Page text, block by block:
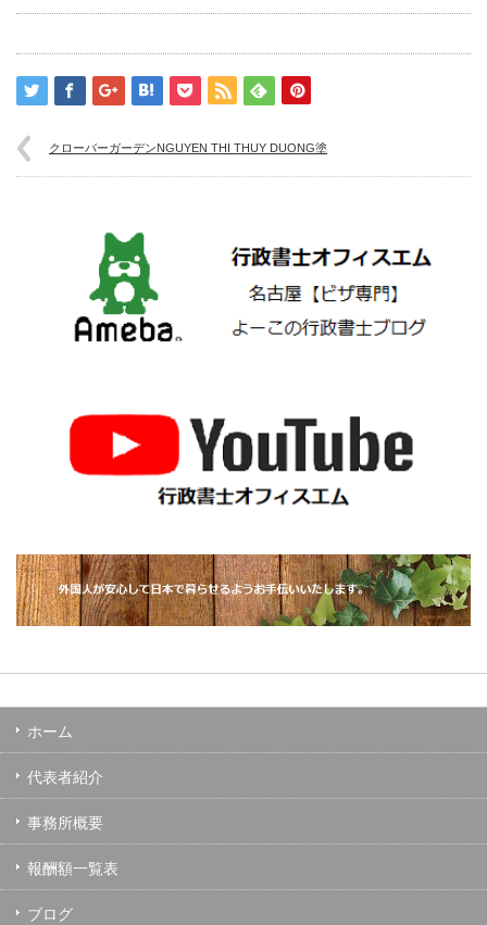
クローバーガーデンNGUYEN THI THUY DUONG塗
ホーム
代表者紹介
事務所概要
報酬額一覧表
ブログ